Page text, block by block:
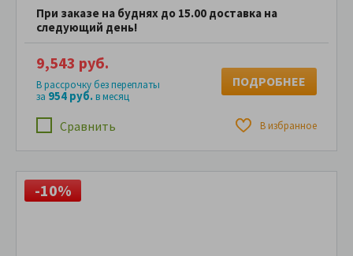
При заказе на буднях до 15.00 доставка на
следующий день!
Сравнить В избранное
9,543 руб.
В рассрочку без переплаты
за 954 руб.в месяц
ПОДРОБНЕЕ
-10%